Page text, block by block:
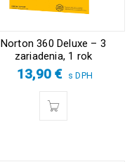
Norton 360 Deluxe – 3
zariadenia, 1 rok
13,90€ s DPH